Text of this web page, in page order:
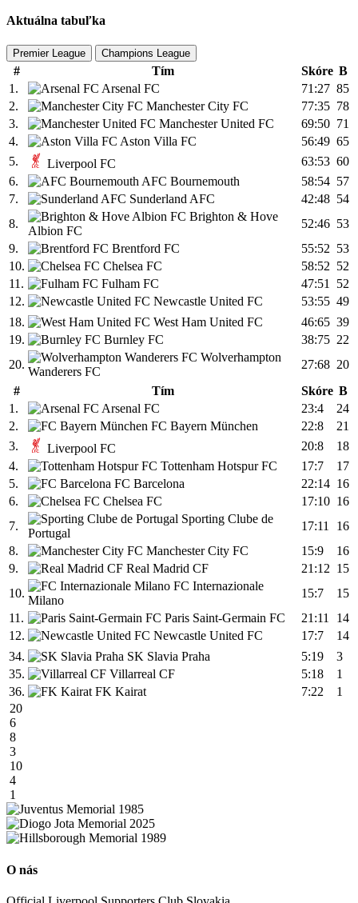
Aktuálna tabuľka
Premier League Champions League
# Tím Skóre B
1.
Arsenal FC 71:27 85
2.
Manchester City FC 77:35 78
3.
Manchester United FC 69:50 71
4.
Aston Villa FC 56:49 65
5.
Liverpool FC 63:53 60
6.
AFC Bournemouth 58:54 57
7.
Sunderland AFC 42:48 54
8.
Brighton & Hove
Albion FC
52:46 53
9.
Brentford FC 55:52 53
10.
Chelsea FC 58:52 52
11.
Fulham FC 47:51 52
12.
Newcastle United FC 53:55 49
18.
West Ham United FC 46:65 39
19.
Burnley FC 38:75 22
20.
Wolverhampton
Wanderers FC
27:68 20
#
Tím Skóre B
1.
Arsenal FC 23:4
24
2.
FC Bayern München 22:8
21
3.
Liverpool FC 20:8
18
4.
Tottenham Hotspur FC 17:7
17
5.
FC Barcelona 22:14 16
6.
Chelsea FC 17:10 16
7.
Sporting Clube de
Portugal
17:11
16
8.
Manchester City FC 15:9
16
9.
Real Madrid CF 21:12 15
10.
FC Internazionale
Milano
15:7
15
11.
Paris Saint-Germain FC 21:11
14
12.
Newcastle United FC 17:7
14
34.
SK Slavia Praha 5:19
3
35.
Villarreal CF 5:18
1
36.
FK Kairat 7:22
1
20
6
8
3
10
4
1
O nás